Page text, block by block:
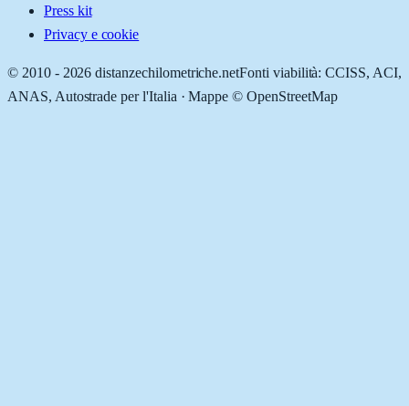
Press kit
Privacy e cookie
© 2010 - 2026 distanzechilometriche.netFonti viabilità: CCISS, ACI,
ANAS, Autostrade per l'Italia · Mappe © OpenStreetMap